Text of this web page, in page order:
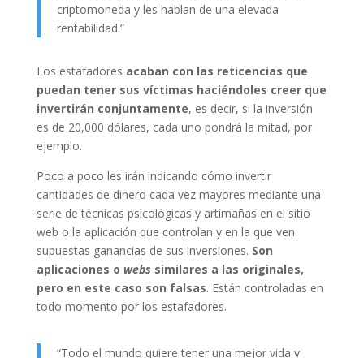
criptomoneda y les hablan de una elevada
rentabilidad.”
Los estafadores acaban con las reticencias que
puedan tener sus víctimas haciéndoles creer que
invertirán conjuntamente, es decir, si la inversión
es de 20,000 dólares, cada uno pondrá la mitad, por
ejemplo.
Poco a poco les irán indicando cómo invertir
cantidades de dinero cada vez mayores mediante una
serie de técnicas psicológicas y artimañas en el sitio
web o la aplicación que controlan y en la que ven
supuestas ganancias de sus inversiones. Son
aplicaciones o webs similares a las originales,
pero en este caso son falsas. Están controladas en
todo momento por los estafadores.
“Todo el mundo quiere tener una mejor vida y